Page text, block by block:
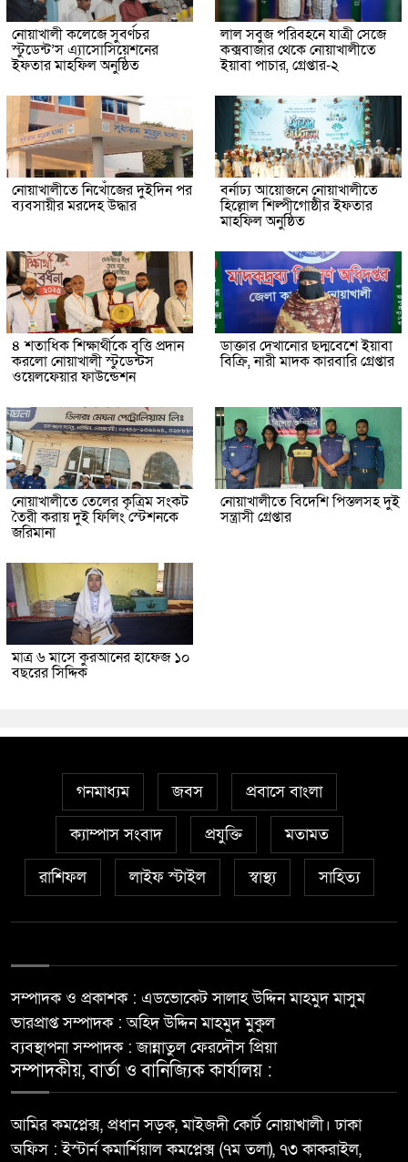
নোয়াখালী কলেজে সুবর্ণচর
স্টুডেন্ট’স এ্যাসোসিয়েশনের
ইফতার মাহফিল অনুষ্ঠিত
লাল সবুজ পরিবহনে যাত্রী সেজে
কক্সবাজার থেকে নোয়াখালীতে
ইয়াবা পাচার, গ্রেপ্তার-২
নোয়াখালীতে নিখোঁজের দুইদিন পর
ব্যবসায়ীর মরদেহ উদ্ধার
বর্নাঢ্য আয়োজনে নোয়াখালীতে
হিল্লোল শিল্পীগোষ্ঠীর ইফতার
মাহফিল অনুষ্ঠিত
৪ শতাধিক শিক্ষার্থীকে বৃত্তি প্রদান
করলো নোয়াখালী স্টুডেন্টস
ওয়েলফেয়ার ফাউন্ডেশন
ডাক্তার দেখানোর ছদ্মবেশে ইয়াবা
বিক্রি, নারী মাদক কারবারি গ্রেপ্তার
নোয়াখালীতে তেলের কৃত্রিম সংকট
তৈরী করায় দুই ফিলিং স্টেশনকে
জরিমানা
নোয়াখালীতে বিদেশি পিস্তলসহ দুই
সন্ত্রাসী গ্রেপ্তার
মাত্র ৬ মাসে কুরআনের হাফেজ ১০
বছরের সিদ্দিক
গনমাধ্যম জবস প্রবাসে বাংলা
ক্যাম্পাস সংবাদ প্রযুক্তি মতামত
রাশিফল লাইফ স্টাইল স্বাস্থ্য সাহিত্য
সম্পাদক ও প্রকাশক : এডভোকেট সালাহ উদ্দিন মাহমুদ মাসুম
ভারপ্রাপ্ত সম্পাদক : অহিদ উদ্দিন মাহমুদ মুকুল
ব্যবস্থাপনা সম্পাদক : জান্নাতুল ফেরদৌস প্রিয়া
সম্পাদকীয়, বার্তা ও বানিজ্যিক কার্যালয় :
আমির কমপ্লেক্স, প্রধান সড়ক, মাইজদী কোর্ট নোয়াখালী। ঢাকা
অফিস : ইস্টার্ন কমার্শিয়াল কমপ্লেক্স (৭ম তলা), ৭৩ কাকরাইল,